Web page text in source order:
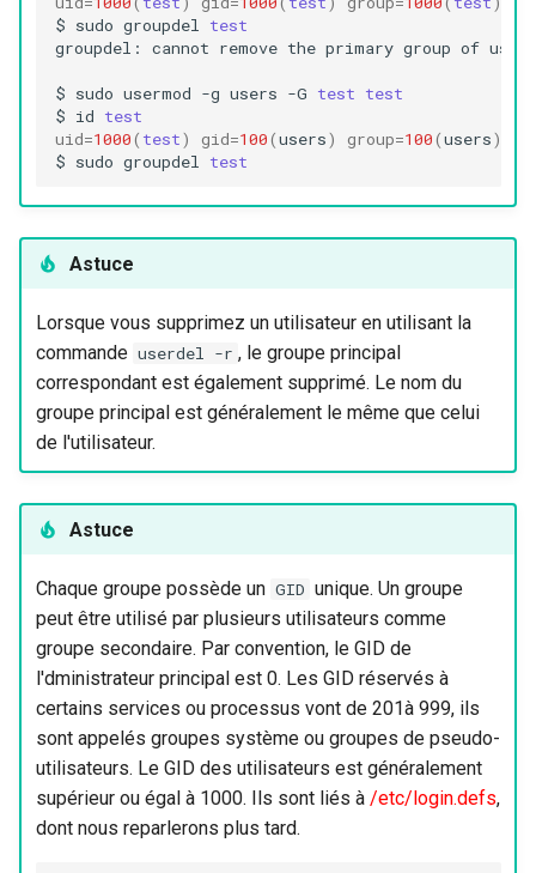
$ sudo groupdel test
groupdel:
cannot remove the primary group of user
$ sudo usermod -g users -G test test
$ id test
uid=1000( test) gid=100(users) group=100(users)
$ sudo groupdel test
Astuce
Lorsque vous supprimez un utilisateur en utilisant la
commande userdel -r , le groupe principal
correspondant est également supprimé. Le nom du
groupe principal est généralement le même que celui
de l'utilisateur.
Astuce
Chaque groupe possède un GID unique. Un groupe
peut être utilisé par plusieurs utilisateurs comme
groupe secondaire. Par convention, le GID de
l'dministrateur principal est 0. Les GID réservés à
certains services ou processus vont de 201à 999, ils
sont appelés groupes système ou groupes de pseudo-
utilisateurs. Le GID des utilisateurs est généralement
supérieur ou égal à 1000. Ils sont liés à /etc/login.defs,
dont nous reparlerons plus tard.